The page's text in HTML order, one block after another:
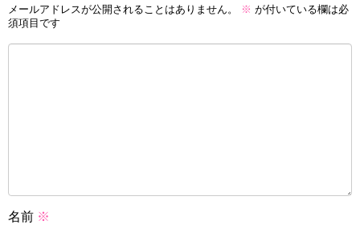
メールアドレスが公開されることはありません。 ※ が付いている欄は必
須項目です
名前 ※